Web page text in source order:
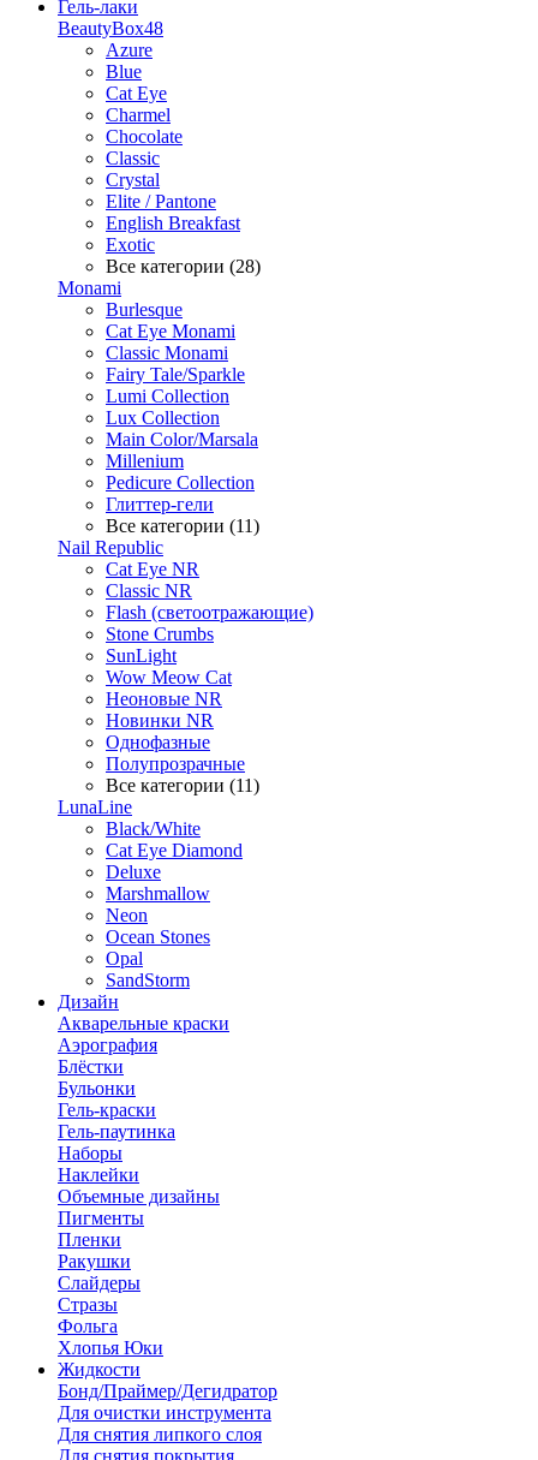
Гель-лаки
BeautyBox48
Azure
Blue
Cat Eye
Charmel
Chocolate
Classic
Crystal
Elite / Pantone
English Breakfast
Exotic
Все категории (28)
Monami
Burlesque
Cat Eye Monami
Classic Monami
Fairy Tale/Sparkle
Lumi Collection
Lux Collection
Main Color/Marsala
Millenium
Pedicure Collection
Глиттер-гели
Все категории (11)
Nail Republic
Cat Eye NR
Classic NR
Flash (светоотражающие)
Stone Crumbs
SunLight
Wow Meow Cat
Неоновые NR
Новинки NR
Однофазные
Полупрозрачные
Все категории (11)
LunaLine
Black/White
Cat Eye Diamond
Deluxe
Marshmallow
Neon
Ocean Stones
Opal
SandStorm
Дизайн
Акварельные краски
Аэрография
Блёстки
Бульонки
Гель-краски
Гель-паутинка
Наборы
Наклейки
Объемные дизайны
Пигменты
Пленки
Ракушки
Слайдеры
Стразы
Фольга
Хлопья Юки
Жидкости
Бонд/Праймер/Дегидратор
Для очистки инструмента
Для снятия липкого слоя
Для снятия покрытия